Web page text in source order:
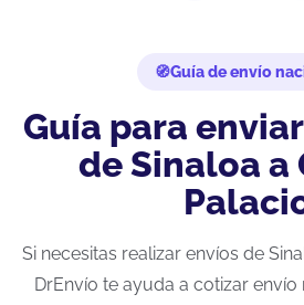
Guía de envío
Guía para
de Sinaloa a
Si necesitas realizar envíos de
DrEnvío te ayuda a cotizar